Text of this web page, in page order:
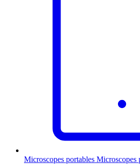
Microscopes portables Microscopes